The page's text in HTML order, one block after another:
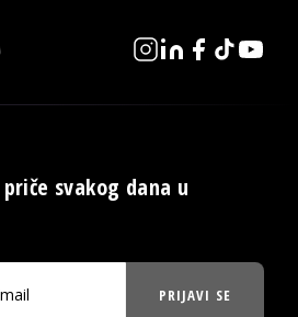
svakog dana u
PRIJAVI SE